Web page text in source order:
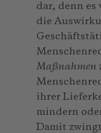
dar, denn
die
Maßnahmen
ihrer
mindern
Damit